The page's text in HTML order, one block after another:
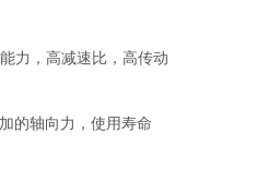
力，高减速比，高传动
的轴向力，使用寿命